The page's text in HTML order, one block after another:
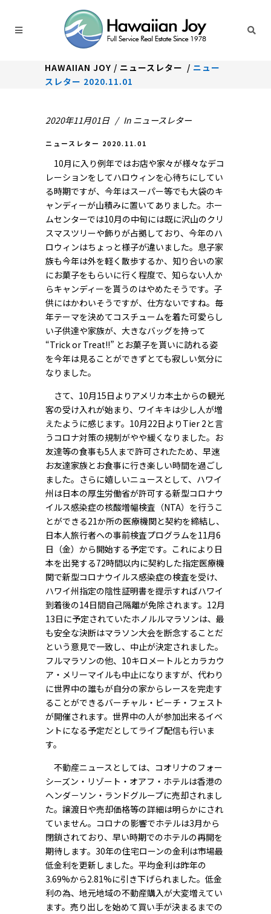
HAWAIIAN JOY / ニュースレター / ニュー
スレター 2020.11.01
2020年11月01日 In ニュースレター
ニュースレター 2020.11.01
10月に入り例年ではお店や家々が様々なデコ
レーションをしてハロウィンを心待ちにしてい
る時期ですが、今年はスーパー等でも大袋のキ
ャンディーが山積みに置いてありました。ホー
ムセンターでは10月の中旬には既に沢山のクリ
スマスツリーや飾りが占拠しており、今年のハ
ロウィンはちょっと様子が違いました。息子家
族も今年は外を軽く散歩するか、知り合いの家
にお菓子をもらいに行く程度で、知らない人か
らキャンディーを貰うのはやめたそうです。子
供にはかわいそうですが、仕方ないですね。毎
年テーマを決めてコスチュームを着た可愛らし
い子供達や家族が、大きなバッグを持って
“Trick or Treat!!” とお菓子を貰いに訪れる姿
を今年は見ることができずとても寂しい気分に
なりました。
さて、10月15日よりアメリカ本土からの観光
客の受け入れが始まり、ワイキキは少し人が増
えたように感じます。10月22日よりTier 2と言
うコロナ対策の規制がやや緩くなりました。お
友達等の食事も5人まで許可されたため、早速
お友達家族とお食事に行き楽しい時間を過ごし
ました。さらに嬉しいニュースとして、ハワイ
州は日本の厚生労働省が許可する新型コロナウ
イルス感染症の核酸増幅検査（NTA）を行うこ
とができる21か所の医療機関と契約を締結し、
日本人旅行者への事前検査プログラムを11月6
日（金）から開始する予定です。これにより日
本を出発する72時間以内に契約した指定医療機
関で新型コロナウイルス感染症の検査を受け、
ハワイ州指定の陰性証明書を提示すればハワイ
到着後の14日間自己隔離が免除されます。12月
13日に予定されていたホノルルマラソンは、最
も安全な決断はマラソン大会を断念することだ
という意見で一致し、中止が決定されました。
フルマラソンの他、10キロメートルとカラカウ
ア・メリーマイルも中止になりますが、代わり
に世界中の誰もが自分の家からレースを完走す
ることができるバーチャル・ビーチ・フェスト
が開催されます。世界中の人が参加出来るイベ
ントになる予定だとしてライブ配信も行いま
す。
不動産ニュースとしては、コオリナのフォー
シーズン・リゾート・オアフ・ホテルは香港の
へンダ－ソン・ランドグループに売却されまし
た。譲渡日や売却価格等の詳細は明らかにされ
ていません。コロナの影響でホテルは3月から
閉鎖されており、早い時期でのホテルの再開を
期待します。30年の住宅ローンの金利は市場最
低金利を更新しました。平均金利は昨年の
3.69%から2.81%に引き下げられました。低金
利の為、地元地域の不動産購入が大変増えてい
ます。売り出しを始めて買い手が決まるまでの